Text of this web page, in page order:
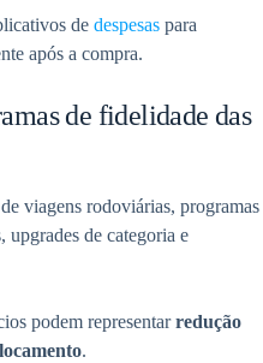
de despesas para
após a compra.
de fidelidade das
viagens rodoviárias, programas
upgrades de categoria e
podem representarredução
.